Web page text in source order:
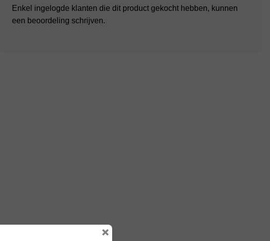
Enkel ingelogde klanten die dit product gekocht hebben, kunnen
een beoordeling schrijven.
×